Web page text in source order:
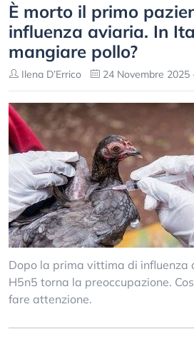
È morto il primo
influenza aviaria. In
mangiare pollo?
Ilena D’Errico 24 Novembre 2025
Dopo la prima vittima di
H5n5 torna la preoccupazione.
fare attenzione.